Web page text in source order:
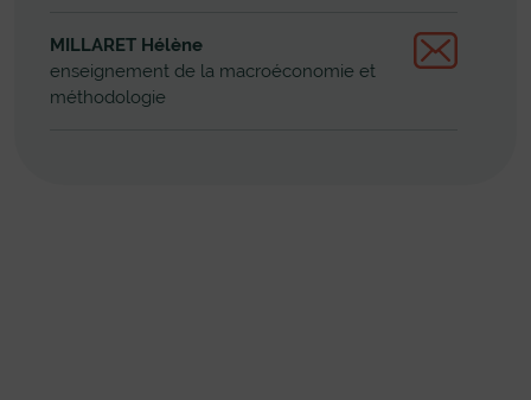
MILLARET Hélène
enseignement de la macroéconomie et
méthodologie